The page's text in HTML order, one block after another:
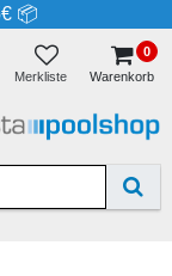
📦
Merkliste
0
Warenkorb